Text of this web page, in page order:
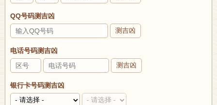
QQ号码测吉凶
测吉凶
电话号码测吉凶
测吉凶
银行卡号码测吉凶